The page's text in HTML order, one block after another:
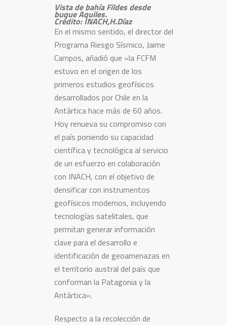
Vista de bahía Fildes desde
buque Aquiles.
Crédito: INACH,H.Díaz
En el mismo sentido, el director del
Programa Riesgo Sísmico, Jaime
Campos, añadió que «la FCFM
estuvo en el origen de los
primeros estudios geofísicos
desarrollados por Chile en la
Antártica hace más de 60 años.
Hoy renueva su compromiso con
el país poniendo su capacidad
científica y tecnológica al servicio
de un esfuerzo en colaboración
con INACH, con el objetivo de
densificar con instrumentos
geofísicos modernos, incluyendo
tecnologías satelitales, que
permitan generar información
clave para el desarrollo e
identificación de geoamenazas en
el territorio austral del país que
conforman la Patagonia y la
Antártica».
Respecto a la recolección de